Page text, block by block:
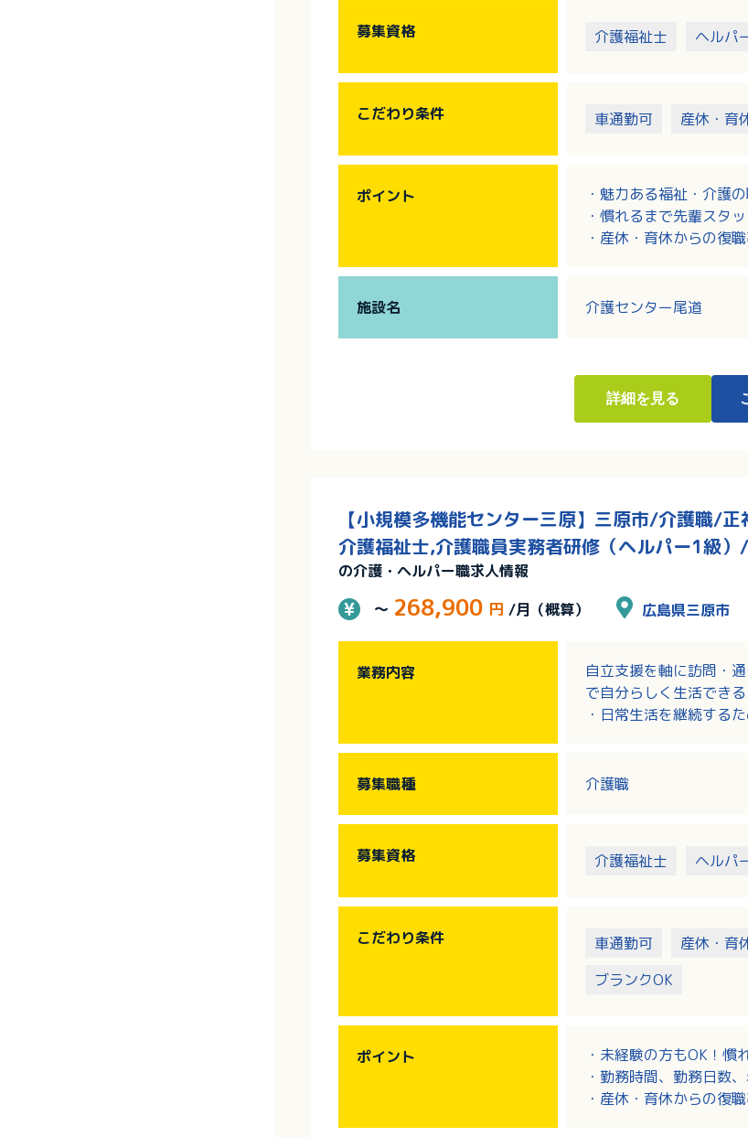
募集資格 介護福祉士 ヘルパ
こだわり条件 車通勤可 産休・育
ポイント
・魅力ある福祉・介護
・慣れるまで先輩スタ
・産休・育休からの復
施設名
介護センター尾道
詳細を見る
【小規模多機能センター三原】三原市/介護職/
介護福祉士,介護職員実務者研修（ヘルパー1級）
の介護・ヘルパー職求人情報
～ 268,900 円 /月（概算） 広島県三原市
業務内容
自立支援を軸に訪問・
で自分らしく生活でき
・日常生活を継続する
・チームケアカンファレ
募集職種 介護職
募集資格 介護福祉士 ヘルパ
こだわり条件 車通勤可 産休・育
ブランクOK
ポイント
・未経験の方もOK！慣
・勤務時間、勤務日数
・産休・育休からの復